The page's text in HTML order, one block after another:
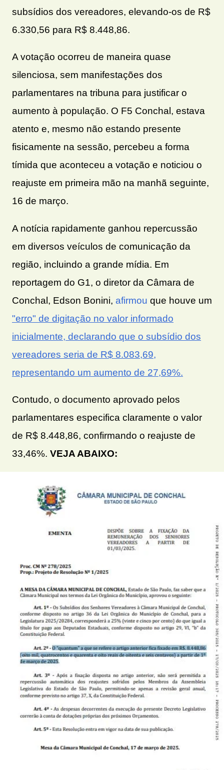
subsídios dos vereadores, elevando-os de R$
6.330,56 para R$ 8.448,86.
A votação ocorreu de maneira quase
silenciosa, sem manifestações dos
parlamentares na tribuna para justificar o
aumento à população. O F5 Conchal, estava
atento e, mesmo não estando presente
fisicamente na sessão, percebeu a forma
tímida que aconteceu a votação e noticiou o
reajuste em primeira mão na manhã seguinte,
16 de março.
A notícia rapidamente ganhou repercussão
em diversos veículos de comunicação da
região, incluindo a grande mídia. Em
reportagem do G1, o diretor da Câmara de
Conchal, Edson Bonini, afirmou que houve um
"erro" de digitação no valor informado
inicialmente, declarando que o subsídio dos
vereadores seria de R$ 8.083,69,
representando um aumento de 27,69%.
Contudo, o documento aprovado pelos
parlamentares especifica claramente o valor
de R$ 8.448,86, confirmando o reajuste de
33,46%. VEJA ABAIXO: